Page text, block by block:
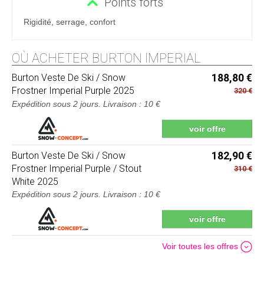
Rigidité, serrage, confort
OÙ ACHETER BURTON IMPERIAL
Burton Veste De Ski / Snow
Frostner Imperial Purple 2025
188,80 €
320 €
Expédition sous 2 jours . Livraison : 10 €
voir offre
Burton Veste De Ski / Snow
Frostner Imperial Purple / Stout
White 2025
182,90 €
310 €
Expédition sous 2 jours . Livraison : 10 €
voir offre
Voir toutes les offres